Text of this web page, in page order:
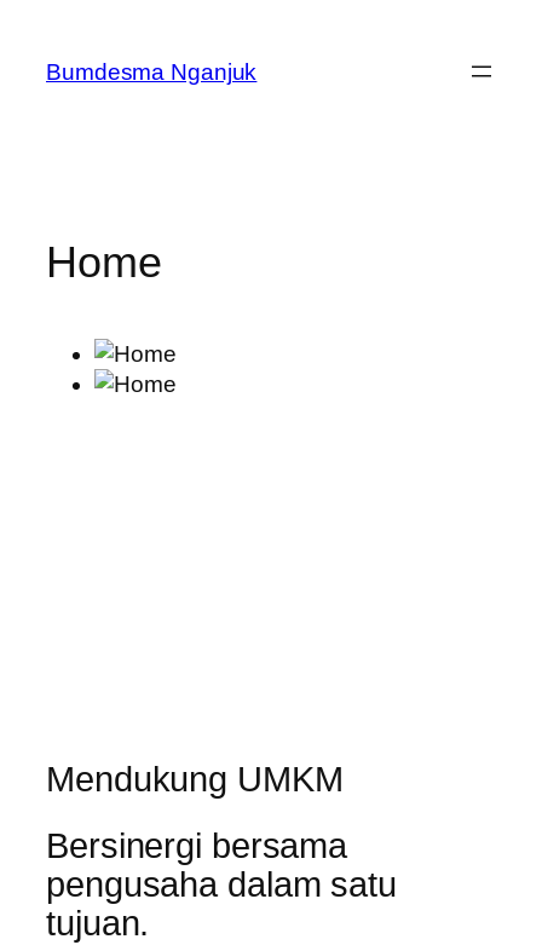
content
Bumdesma Nganjuk
Home
Mendukung UMKM
Bersinergi bersama
pengusaha dalam satu
tujuan.